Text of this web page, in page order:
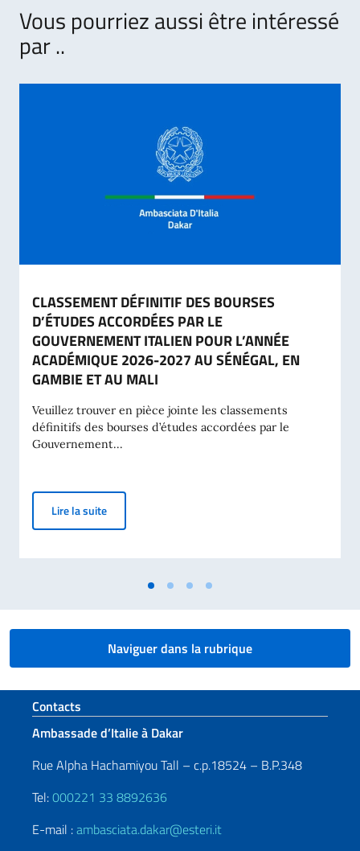
Vous pourriez aussi être intéressé
par ..
CLASSEMENT DÉFINITIF DES BOURSES
D’ÉTUDES ACCORDÉES PAR LE
GOUVERNEMENT ITALIEN POUR L’ANNÉE
ACADÉMIQUE 2026-2027 AU SÉNÉGAL, EN
GAMBIE ET AU MALI
Veuillez trouver en pièce jointe les classements
définitifs des bourses d’études accordées par le
Gouvernement...
Lire la suiteCLASSEMENT DÉFINITIF DES BOURSES
Naviguer dans la rubrique
Section de pied de page
Contacts
Ambassade d’Italie à Dakar
Rue Alpha Hachamiyou Tall – c.p.18524 – B.P.348
Tel:000221 33 8892636
E-mail :ambasciata.dakar@esteri.it